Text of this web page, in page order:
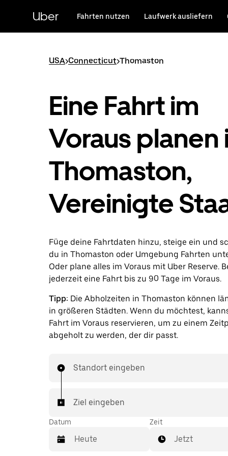
HauptinhaltUber Fahrten nutzen Laufwerk ausliefern
USA>Connecticut>Thomaston
Eine Fahrt im
Voraus planen
Thomaston,
Vereinigte
Füge deine Fahrtdaten hinzu, steige ein und
du in Thomaston oder Umgebung Fahrten
Oder plane alles im Voraus mit Uber Reserve.
jederzeit eine Fahrt bis zu 90 Tage im Voraus.
Tipp: Die Abholzeiten in Thomaston können
in größeren Städten. Wenn du möchtest,
Fahrt im Voraus reservieren, um zu einem
abgeholt zu werden, der dir passt.
Standort eingeben
Ziel eingeben
Datum Zeit
Jetzt